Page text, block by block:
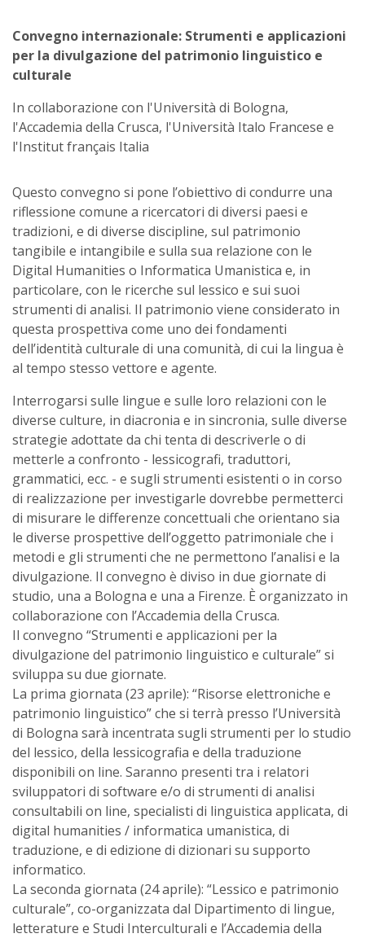
Convegno internazionale: Strumenti e applicazioni
per la divulgazione del patrimonio linguistico e
culturale
In collaborazione con l'Università di Bologna,
l'Accademia della Crusca, l'Università Italo Francese e
l'Institut français Italia
Questo convegno si pone l’obiettivo di condurre una
riflessione comune a ricercatori di diversi paesi e
tradizioni, e di diverse discipline, sul patrimonio
tangibile e intangibile e sulla sua relazione con le
Digital Humanities o Informatica Umanistica e, in
particolare, con le ricerche sul lessico e sui suoi
strumenti di analisi. Il patrimonio viene considerato in
questa prospettiva come uno dei fondamenti
dell’identità culturale di una comunità, di cui la lingua è
al tempo stesso vettore e agente.
Interrogarsi sulle lingue e sulle loro relazioni con le
diverse culture, in diacronia e in sincronia, sulle diverse
strategie adottate da chi tenta di descriverle o di
metterle a confronto - lessicografi, traduttori,
grammatici, ecc. - e sugli strumenti esistenti o in corso
di realizzazione per investigarle dovrebbe permetterci
di misurare le differenze concettuali che orientano sia
le diverse prospettive dell’oggetto patrimoniale che i
metodi e gli strumenti che ne permettono l’analisi e la
divulgazione. Il convegno è diviso in due giornate di
studio, una a Bologna e una a Firenze. È organizzato in
collaborazione con l’Accademia della Crusca.
Il convegno “Strumenti e applicazioni per la
divulgazione del patrimonio linguistico e culturale” si
sviluppa su due giornate.
La prima giornata (23 aprile): “Risorse elettroniche e
patrimonio linguistico” che si terrà presso l’Università
di Bologna sarà incentrata sugli strumenti per lo studio
del lessico, della lessicografia e della traduzione
disponibili on line. Saranno presenti tra i relatori
sviluppatori di software e/o di strumenti di analisi
consultabili on line, specialisti di linguistica applicata, di
digital humanities / informatica umanistica, di
traduzione, e di edizione di dizionari su supporto
informatico.
La seconda giornata (24 aprile): “Lessico e patrimonio
culturale”, co-organizzata dal Dipartimento di lingue,
letterature e Studi Interculturali e l’Accademia della